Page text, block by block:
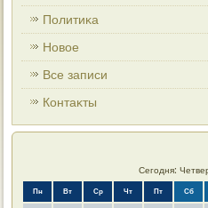
Политиκа
Новοе
Все записи
Контаκты
Сегодня:
Пн Вт Ср Чт Пт Сб